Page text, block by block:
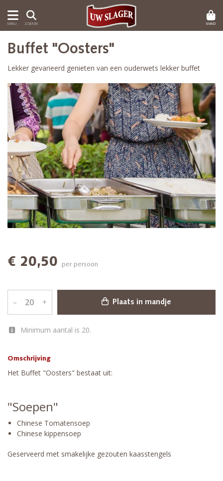
MENU ZOEKEN MAND
Omschrijving
Het Buffet "Oosters" bestaat uit:
"Soepen"
Chinese Tomatensoep
Chinese kippensoep
Geserveerd met smakelijke gezouten kaasstengels
Buffet "Oosters"
Lekker gevarieerd genieten van een ouderwets lekker buffet
€ 20,50 per persoon
– + Plaats in mandje
Minimum aantal is 20.